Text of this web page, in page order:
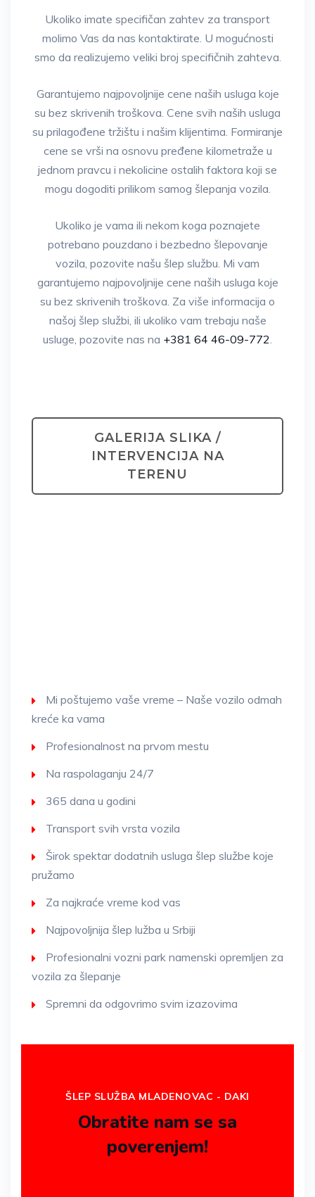
Ukoliko imate specifičan zahtev za transport
molimo Vas da nas kontaktirate. U mogućnosti
smo da realizujemo veliki broj specifičnih zahteva.
Garantujemo najpovoljnije cene naših usluga koje
su bez skrivenih troškova. Cene svih naših usluga
su prilagođene tržištu i našim klijentima. Formiranje
cene se vrši na osnovu pređene kilometraže u
jednom pravcu i nekolicine ostalih faktora koji se
mogu dogoditi prilikom samog šlepanja vozila.
Ukoliko je vama ili nekom koga poznajete
potrebano pouzdano i bezbedno šlepovanje
vozila, pozovite našu šlep službu. Mi vam
garantujemo najpovoljnije cene naših usluga koje
su bez skrivenih troškova. Za više informacija o
našoj šlep službi, ili ukoliko vam trebaju naše
usluge, pozovite nas na +381 64 46-09-772.
GALERIJA SLIKA /
INTERVENCIJA NA
TERENU
Mi poštujemo vaše vreme – Naše vozilo odmah
kreće ka vama
Profesionalnost na prvom mestu
Na raspolaganju 24/7
365 dana u godini
Transport svih vrsta vozila
Širok spektar dodatnih usluga šlep službe koje
pružamo
Za najkraće vreme kod vas
Najpovoljnija šlep lužba u Srbiji
Profesionalni vozni park namenski opremljen za
vozila za šlepanje
Spremni da odgovrimo svim izazovima
ŠLEP SLUŽBA MLADENOVAC - DAKI
Obratite nam se sa
poverenjem!